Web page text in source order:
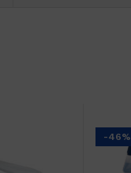
-46%